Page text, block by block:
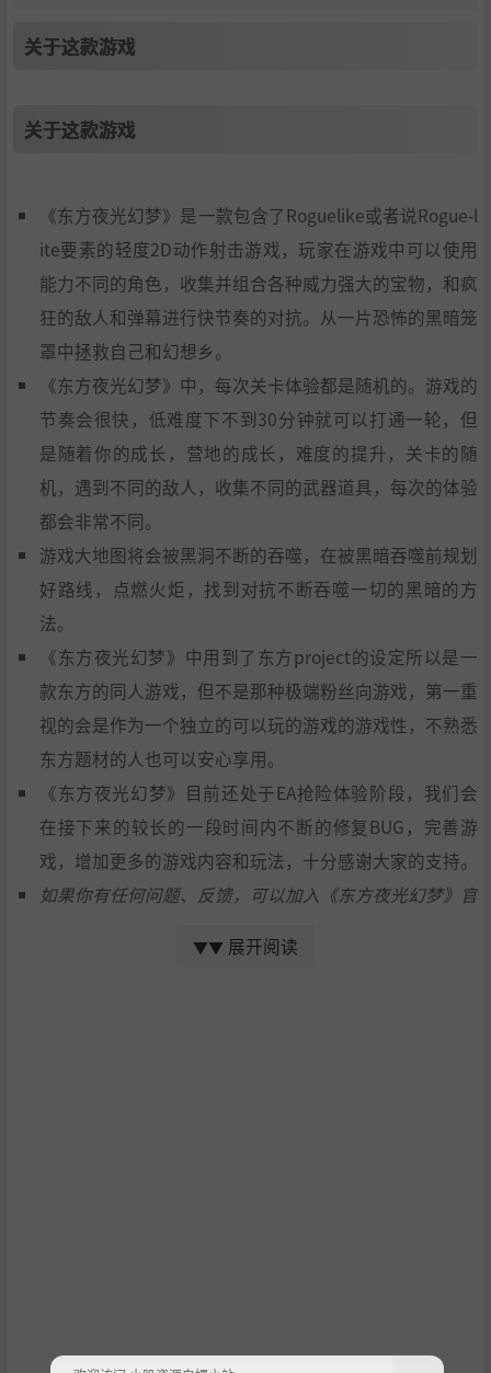
关于这款游戏
关于这款游戏
《东方夜光幻梦》是一款包含了Roguelike或者说Rogue-l
ite要素的轻度2D动作射击游戏，玩家在游戏中可以使用
能力不同的角色，收集并组合各种威力强大的宝物，和疯
狂的敌人和弹幕进行快节奏的对抗。从一片恐怖的黑暗笼
罩中拯救自己和幻想乡。
《东方夜光幻梦》中，每次关卡体验都是随机的。游戏的
节奏会很快，低难度下不到30分钟就可以打通一轮，但
是随着你的成长，营地的成长，难度的提升，关卡的随
机，遇到不同的敌人，收集不同的武器道具，每次的体验
都会非常不同。
游戏大地图将会被黑洞不断的吞噬，在被黑暗吞噬前规划
好路线，点燃火炬，找到对抗不断吞噬一切的黑暗的方
法。
《东方夜光幻梦》中用到了东方project的设定所以是一
款东方的同人游戏，但不是那种极端粉丝向游戏，第一重
视的会是作为一个独立的可以玩的游戏的游戏性，不熟悉
东方题材的人也可以安心享用。
《东方夜光幻梦》目前还处于EA抢险体验阶段，我们会
在接下来的较长的一段时间内不断的修复BUG，完善游
戏，增加更多的游戏内容和玩法，十分感谢大家的支持。
如果你有任何问题、反馈，可以加入《东方夜光幻梦》官
供给我们，我们会尽快查证并进行修复。
▼▼ 展开阅读